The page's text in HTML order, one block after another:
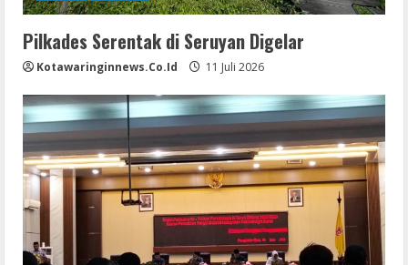
Pilkades Serentak di Seruyan Digelar
Kotawaringinnews.co.id 11 Juli 2026